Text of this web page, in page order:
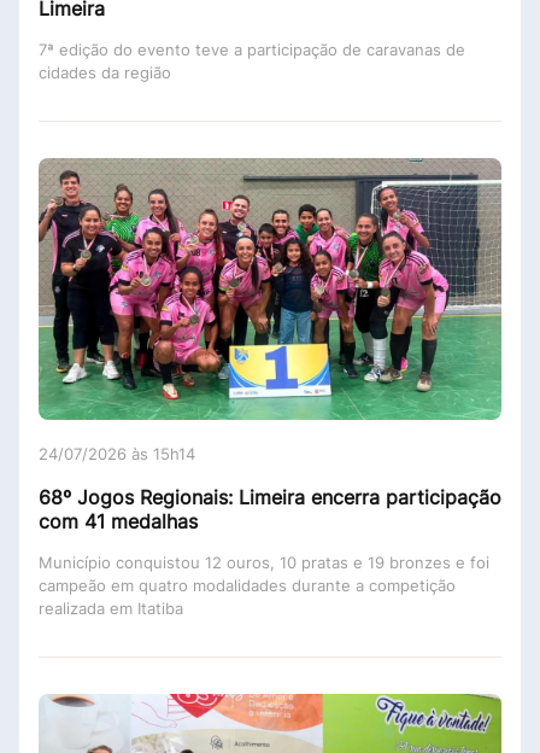
Limeira
7ª edição do evento teve a participação de caravanas de
cidades da região
24/07/2026 às 15h14
68º Jogos Regionais: Limeira encerra participação
com 41 medalhas
Município conquistou 12 ouros, 10 pratas e 19 bronzes e foi
campeão em quatro modalidades durante a competição
realizada em Itatiba